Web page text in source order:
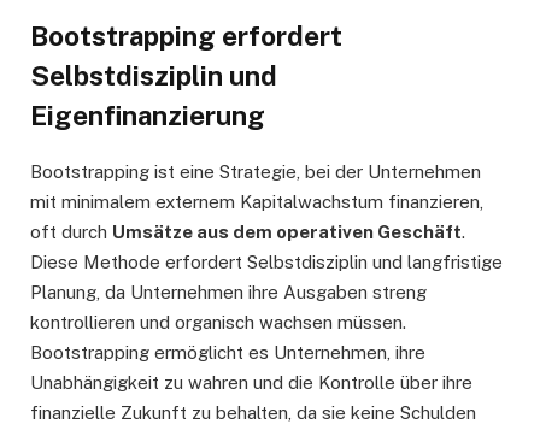
Bootstrapping erfordert
Selbstdisziplin und
Eigenfinanzierung
Bootstrapping ist eine Strategie, bei der Unternehmen
mit minimalem externem Kapitalwachstum finanzieren,
oft durch Umsätze aus dem operativen Geschäft.
Diese Methode erfordert Selbstdisziplin und langfristige
Planung, da Unternehmen ihre Ausgaben streng
kontrollieren und organisch wachsen müssen.
Bootstrapping ermöglicht es Unternehmen, ihre
Unabhängigkeit zu wahren und die Kontrolle über ihre
finanzielle Zukunft zu behalten, da sie keine Schulden